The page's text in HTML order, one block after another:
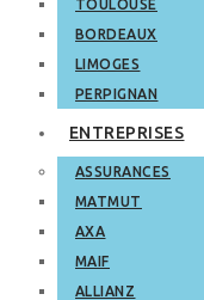
TOULOUSE
BORDEAUX
LIMOGES
PERPIGNAN
ENTREPRISES
ASSURANCES
MATMUT
AXA
MAIF
ALLIANZ